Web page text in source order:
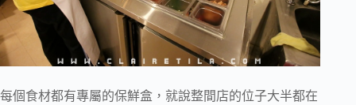
每個食材都有專屬的保鮮盒，就說整間店的位子大半都在